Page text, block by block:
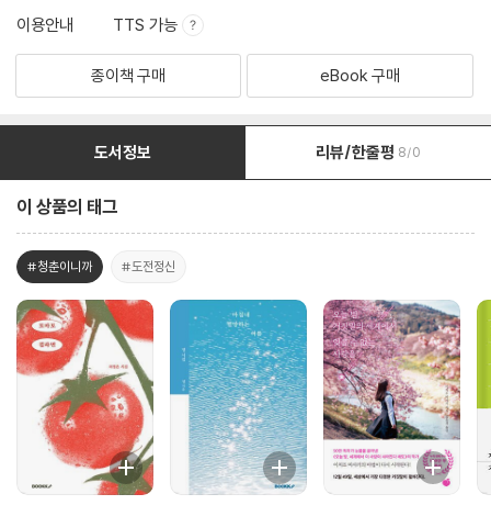
이용안내 TTS 가능
종이책 구매 eBook 구매
도서정보 리뷰/한줄평 8/0
이 상품의 태그
#청춘이니까 #도전정신